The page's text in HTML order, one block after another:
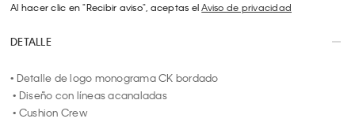
Al hacer clic en "Recibir aviso", aceptas elAviso de privacidad
DETALLE
• Detalle de logo monograma CK bordado
• Diseño con líneas acanaladas
• Cushion Crew